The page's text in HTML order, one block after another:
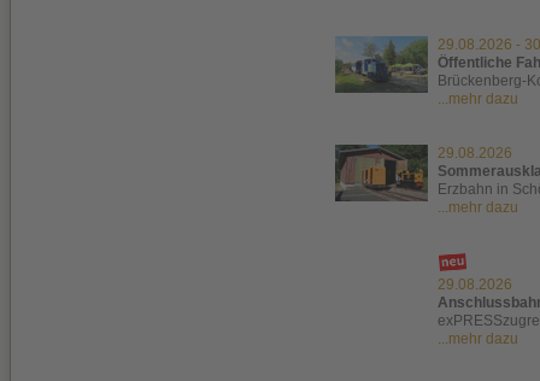
29.08.2026 -
Öffentliche
Brückenberg-
...mehr dazu
29.08.2026
Erzbahn in
...mehr dazu
29.08.2026
...mehr dazu